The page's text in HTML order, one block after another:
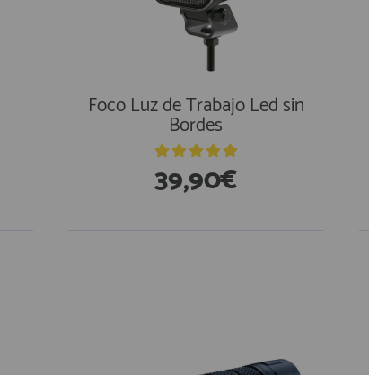
Foco Luz de Trabajo Led sin
Bordes
39,90€